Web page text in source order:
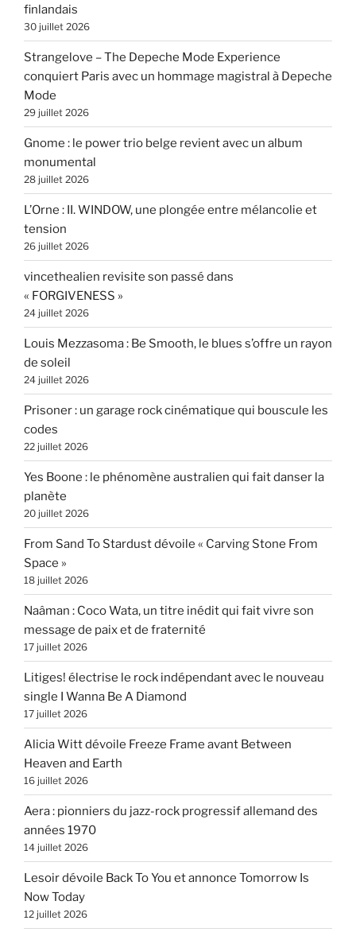
finlandais
30 juillet 2026
Strangelove – The Depeche Mode Experience
conquiert Paris avec un hommage magistral à Depeche
Mode
29 juillet 2026
Gnome : le power trio belge revient avec un album
monumental
28 juillet 2026
L’Orne : II. WINDOW, une plongée entre mélancolie et
tension
26 juillet 2026
vincethealien revisite son passé dans
« FORGIVENESS »
24 juillet 2026
Louis Mezzasoma : Be Smooth, le blues s’offre un rayon
de soleil
24 juillet 2026
Prisoner : un garage rock cinématique qui bouscule les
codes
22 juillet 2026
Yes Boone : le phénomène australien qui fait danser la
planète
20 juillet 2026
From Sand To Stardust dévoile « Carving Stone From
Space »
18 juillet 2026
Naâman : Coco Wata, un titre inédit qui fait vivre son
message de paix et de fraternité
17 juillet 2026
Litiges! électrise le rock indépendant avec le nouveau
single I Wanna Be A Diamond
17 juillet 2026
Alicia Witt dévoile Freeze Frame avant Between
Heaven and Earth
16 juillet 2026
Aera : pionniers du jazz-rock progressif allemand des
années 1970
14 juillet 2026
Lesoir dévoile Back To You et annonce Tomorrow Is
Now Today
12 juillet 2026